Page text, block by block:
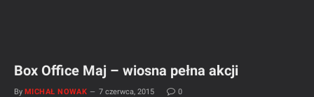
Box Office Maj – wiosna pełna akcji
By MICHAŁ NOWAK 7 czerwca, 2015 0